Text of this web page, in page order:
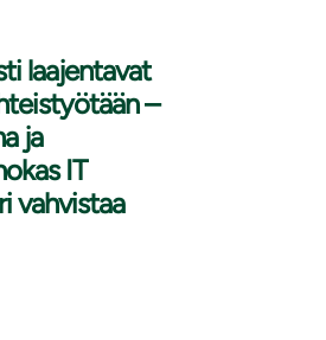
laajentavat
–
ja
IT
vahvistaa